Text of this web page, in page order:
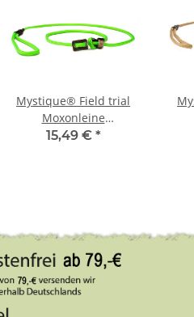
Mystique® Field trial
Moxonleine
Retrieverleine 6mm
15,49 € *